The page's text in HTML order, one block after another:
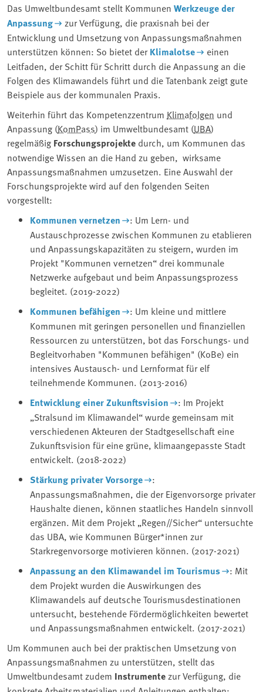
Das Umweltbundesamt stellt Kommunen Werkzeuge der
Anpassung
zur Verfügung, die praxisnah bei der
Entwicklung und Umsetzung von Anpassungsmaßnahmen
unterstützen können: So bietet derKlimalotse
einen
Leitfaden, der Schitt für Schritt durch die Anpassung an die
Folgen des Klimawandels führt und die Tatenbank zeigt gute
Beispiele aus der kommunalen Praxis.
Weiterhin führt das Kompetenzzentrum Klimafolgen und
Anpassung (KomPass) im Umweltbundesamt (⁠UBA⁠)
regelmäßig Forschungsprojekte durch, um Kommunen das
notwendige Wissen an die Hand zu geben, wirksame
Anpassungsmaßnahmen umzusetzen. Eine Auswahl der
Forschungsprojekte wird auf den folgenden Seiten
vorgestellt:
Kommunen vernetzen
: Um Lern- und
Austauschprozesse zwischen Kommunen zu etablieren
und Anpassungskapazitäten zu steigern, wurden im
Projekt "Kommunen vernetzen“ drei kommunale
Netzwerke aufgebaut und beim Anpassungsprozess
begleitet. (2019-2022)
Kommunen befähigen
: Um kleine und mittlere
Kommunen mit geringen personellen und finanziellen
Ressourcen zu unterstützen, bot das Forschungs- und
Begleitvorhaben "Kommunen befähigen" (KoBe) ein
intensives Austausch- und Lernformat für elf
teilnehmende Kommunen. (2013-2016)
Entwicklung einer Zukunftsvision
: Im Projekt
„Stralsund im Klimawandel“ wurde gemeinsam mit
verschiedenen Akteuren der Stadtgesellschaft eine
Zukunftsvision für eine grüne, klimaangepasste Stadt
entwickelt. (2018-2022)
Stärkung privater Vorsorge
:
Anpassungsmaßnahmen, die der Eigenvorsorge privater
Haushalte dienen, können staatliches Handeln sinnvoll
ergänzen. Mit dem Projekt „Regen//Sicher“ untersuchte
das UBA, wie Kommunen Bürger*innen zur
Starkregenvorsorge motivieren können. (2017-2021)
Anpassung an den Klimawandel im Tourismus
: Mit
dem Projekt wurden die Auswirkungen des
Klimawandels auf deutsche Tourismusdestinationen
untersucht, bestehende Fördermöglichkeiten bewertet
und Anpassungsmaßnahmen entwickelt. (2017-2021)
Um Kommunen auch bei der praktischen Umsetzung von
Anpassungsmaßnahmen zu unterstützen, stellt das
Umweltbundesamt zudem Instrumente zur Verfügung, die